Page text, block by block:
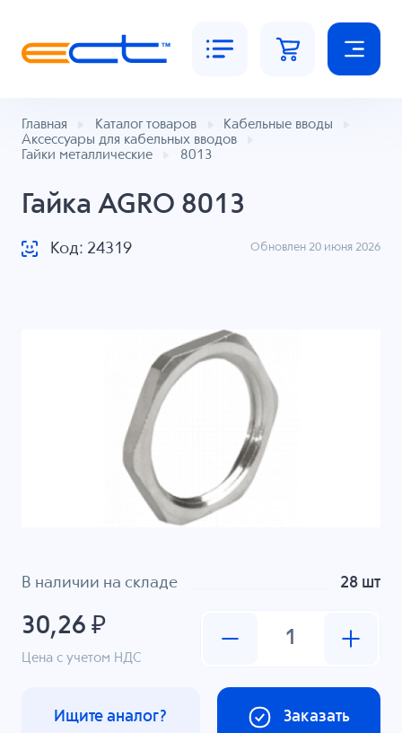
Главная Каталог товаров
Кабельные вводы
Аксессуары для кабельных вводов
Гайки металлические
8013
Гайка AGRO 8013
Код: 24319 Обновлен 20 июня 2026
В наличии на складе 28 шт
30,26 ₽
Цена с учетом НДС
Заказать
Ищите аналог?